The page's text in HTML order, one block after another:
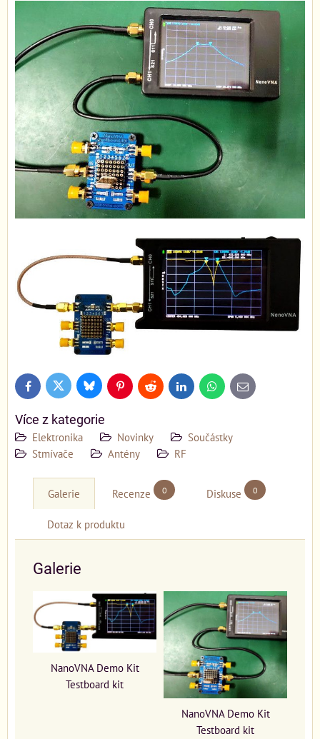
FacebookTwitter BlueskyPinterestReddit LinkedInWhatsApp
E-
mail
Více z kategorie
Elektronika Novinky
Součástky
Stmívače
Antény RF
Galerie Recenze 0 Diskuse 0
Dotaz k produktu
Galerie
NanoVNA Demo Kit
Testboard kit
NanoVNA Demo Kit
Testboard kit